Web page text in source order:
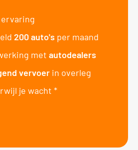
200 auto'sper maand
met autodealers
vervoerin overleg
je wacht *